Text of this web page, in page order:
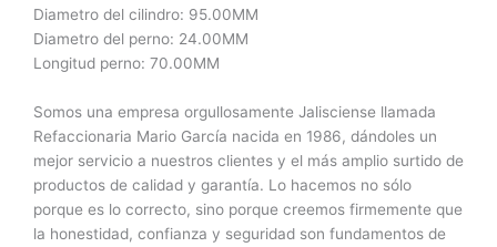
Diametro del cilindro: 95.00MM
Diametro del perno: 24.00MM
Longitud perno: 70.00MM
Somos una empresa orgullosamente Jalisciense llamada
Refaccionaria Mario García nacida en 1986, dándoles un
mejor servicio a nuestros clientes y el más amplio surtido de
productos de calidad y garantía. Lo hacemos no sólo
porque es lo correcto, sino porque creemos firmemente que
la honestidad, confianza y seguridad son fundamentos de